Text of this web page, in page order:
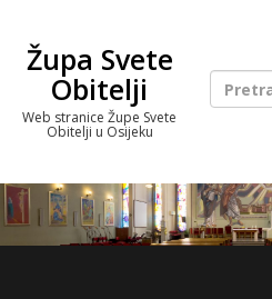
contentŽupa Svete
Obitelji
Web stranice Župe Svete
Obitelji u Osijeku